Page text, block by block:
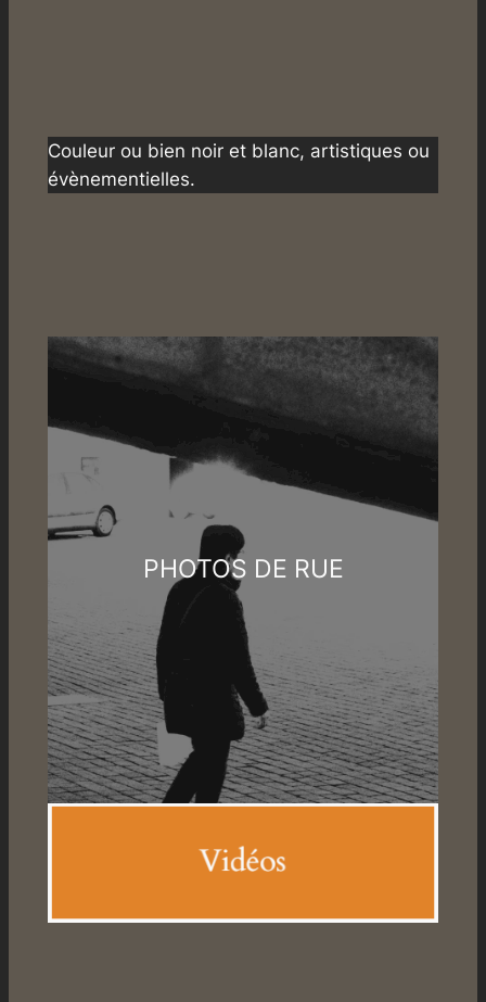
Couleur ou bien noir et blanc, artistiques ou
évènementielles.
PHOTOS DE RUE